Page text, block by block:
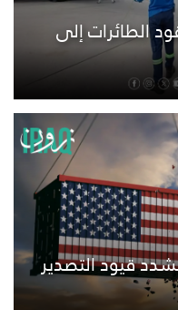
الطائرات إلى
قيود التصدير